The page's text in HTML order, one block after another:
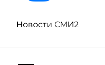
Новости СМИ2